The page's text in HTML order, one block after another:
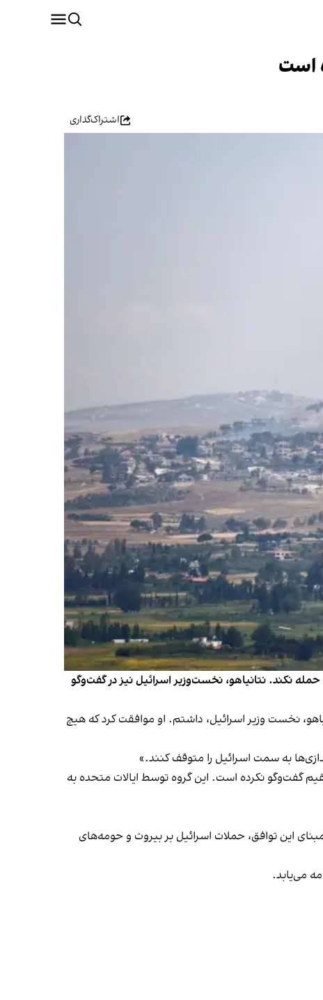
است
اشتراک‌گذاری
نکند. نتانیاهو، نخست‌وزیر اسرائیل نیز در گفت‌وگو
با نتانیاهو، نخست وزیر اسرائیل، داشتم. او موافقت کرد که هیچ
به سمت اسرائیل را متوقف کنند.»
گفت‌وگو نکرده است. این گروه توسط ایالات متحده به
است. بر مبنای این توافق، حملات اسرائیل بر بیروت و حومه‌های
می‌یابد.